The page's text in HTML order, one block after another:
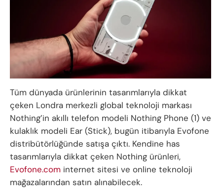
Tüm dünyada ürünlerinin tasarımlarıyla dikkat
çeken Londra merkezli global teknoloji markası
Nothing’in akıllı telefon modeli Nothing Phone (1) ve
kulaklık modeli Ear (Stick), bugün itibarıyla Evofone
distribütörlüğünde satışa çıktı. Kendine has
tasarımlarıyla dikkat çeken Nothing ürünleri,
Evofone.com internet sitesi ve online teknoloji
mağazalarından satın alınabilecek.